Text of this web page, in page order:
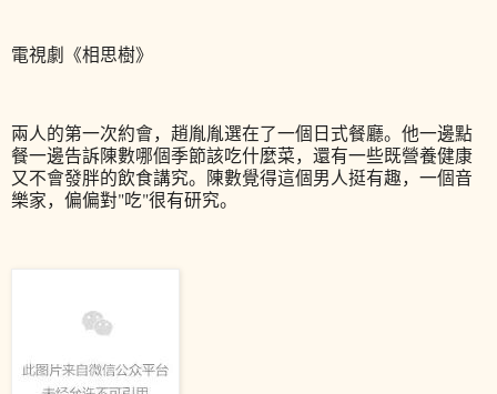
電視劇《相思樹》
兩人的第一次約會，趙胤胤選在了一個日式餐廳。他一邊點
餐一邊告訴陳數哪個季節該吃什麼菜，還有一些既營養健康
又不會發胖的飲食講究。陳數覺得這個男人挺有趣，一個音
樂家，偏偏對"吃"很有研究。